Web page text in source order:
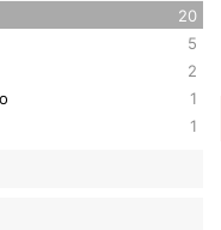
20
5
2
1
1